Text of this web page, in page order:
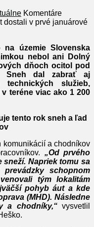
Komentáre
dostali v prvé januárové
územie Slovenska
nebol ani Dolný
dňoch ocitol pod
Sneh dal zabrať aj
technických služieb,
teréne viac ako 1 200
tento rok sneh a ľad
komunikácií a chodníkov
„Od prvého
Napriek tomu sa
schopnom
tým lokalitám
pohyb áut a kde
(MHD). Následne
a chodníky,“ vysvetlil